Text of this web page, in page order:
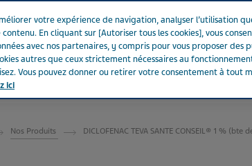
Nos Produits DICLOFENAC TEVA SANTE CONSEIL® 1 % (bte
votre expérience de navigation, analyser l’utilisation
En cliquant sur [Autoriser tous les cookies], vous
avec nos partenaires, y compris pour vous proposer des
autres que ceux strictement nécessaires au
Vous pouvez donner ou retirer votre consentement à tout
ici